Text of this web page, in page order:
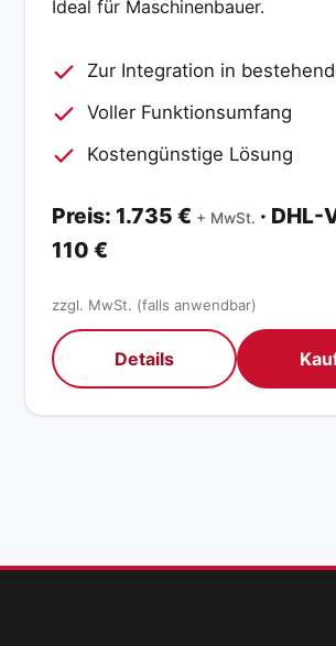
Ideal für Maschinenbauer.
Zur Integration in
Voller Funktionsumfang
Kostengünstige Lösung
Preis: 1.735 € + MwSt. ·
110 €
zzgl. MwSt. (falls anwendbar)
Details